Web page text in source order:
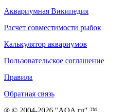
Аквариумная Википедия
Расчет совместимости рыбок
Калькулятор аквариумов
Пользовательское соглашение
Правила
Обратная связь
® © 2004-2026 "AQA.ru" ™